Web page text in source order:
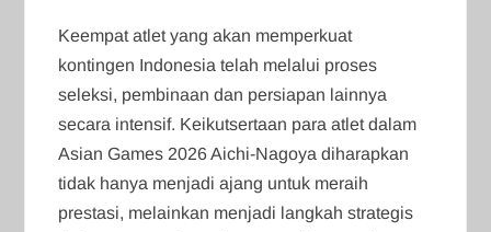
Keempat atlet yang akan memperkuat
kontingen Indonesia telah melalui proses
seleksi, pembinaan dan persiapan lainnya
secara intensif. Keikutsertaan para atlet dalam
Asian Games 2026 Aichi-Nagoya diharapkan
tidak hanya menjadi ajang untuk meraih
prestasi, melainkan menjadi langkah strategis